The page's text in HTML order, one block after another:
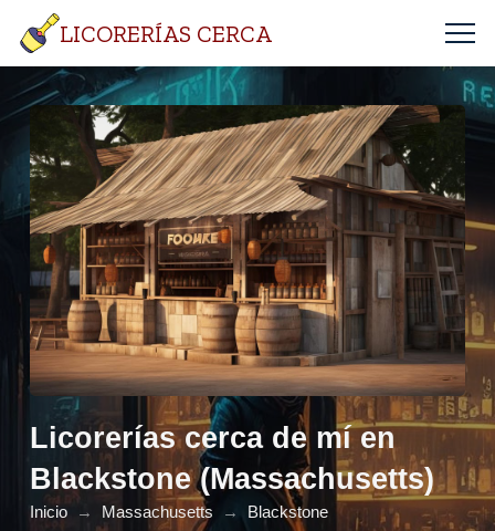
LICORERÍAS CERCA
Licorerías cerca de mí en
Blackstone (Massachusetts)
Inicio → Massachusetts → Blackstone